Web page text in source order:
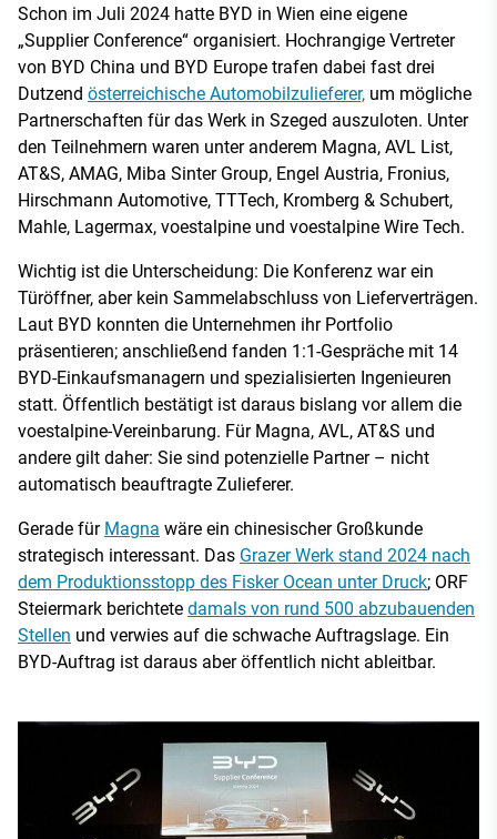
Schon im Juli 2024 hatte BYD in Wien eine eigene
„Supplier Conference“ organisiert. Hochrangige Vertreter
von BYD China und BYD Europe trafen dabei fast drei
Dutzend österreichische Automobilzulieferer, um mögliche
Partnerschaften für das Werk in Szeged auszuloten. Unter
den Teilnehmern waren unter anderem Magna, AVL List,
AT&S, AMAG, Miba Sinter Group, Engel Austria, Fronius,
Hirschmann Automotive, TTTech, Kromberg & Schubert,
Mahle, Lagermax, voestalpine und voestalpine Wire Tech.
Wichtig ist die Unterscheidung: Die Konferenz war ein
Türöffner, aber kein Sammelabschluss von Lieferverträgen.
Laut BYD konnten die Unternehmen ihr Portfolio
präsentieren; anschließend fanden 1:1-Gespräche mit 14
BYD-Einkaufsmanagern und spezialisierten Ingenieuren
statt. Öffentlich bestätigt ist daraus bislang vor allem die
voestalpine-Vereinbarung. Für Magna, AVL, AT&S und
andere gilt daher: Sie sind potenzielle Partner – nicht
automatisch beauftragte Zulieferer.
Gerade für Magna wäre ein chinesischer Großkunde
strategisch interessant. Das Grazer Werk stand 2024 nach
dem Produktionsstopp des Fisker Ocean unter Druck; ORF
Steiermark berichtete damals von rund 500 abzubauenden
Stellen und verwies auf die schwache Auftragslage. Ein
BYD-Auftrag ist daraus aber öffentlich nicht ableitbar.